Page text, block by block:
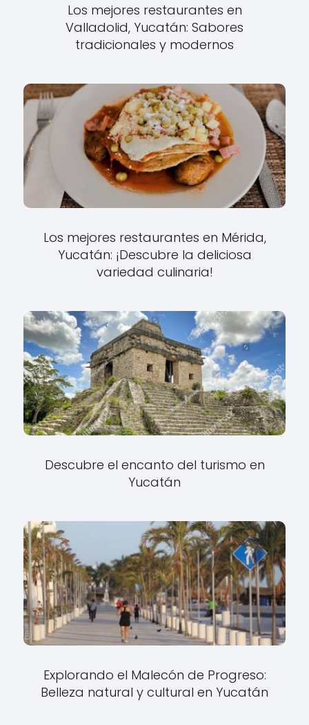
Los mejores restaurantes en
Valladolid, Yucatán: Sabores
tradicionales y modernos
Los mejores restaurantes en Mérida,
Yucatán: ¡Descubre la deliciosa
variedad culinaria!
Descubre el encanto del turismo en
Yucatán
Explorando el Malecón de Progreso:
Belleza natural y cultural en Yucatán